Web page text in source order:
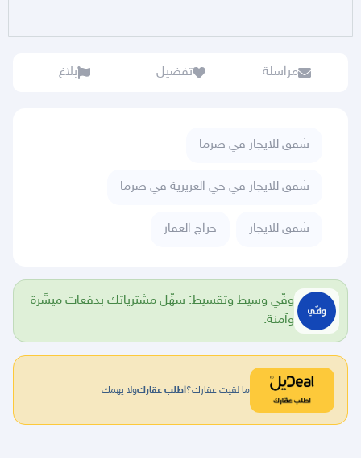
مراسلة تفضيل بلاغ
شقق للايجار في ضرما
شقق للايجار في حي العزيزية في ضرما
شقق للايجار حراج العقار
وفّي وسيط وتقسيط: سهِّل مشترياتك بدفعات ميسَّرة
وآمنة.
ما لقيت عقارك؟اطلب عقاركولا يهمك